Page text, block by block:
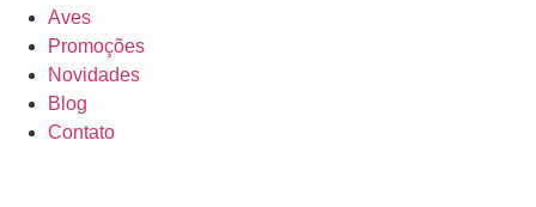
Aves
Promoções
Novidades
Blog
Contato